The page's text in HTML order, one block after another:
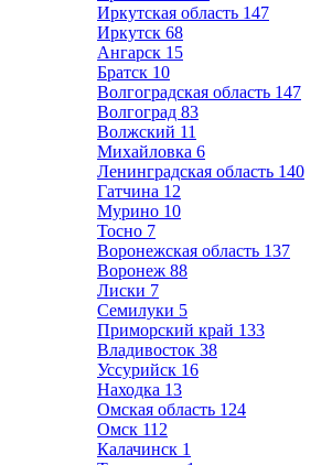
Иркутская область 147
Иркутск 68
Ангарск 15
Братск 10
Волгоградская область 147
Волгоград 83
Волжский 11
Михайловка 6
Ленинградская область 140
Гатчина 12
Мурино 10
Тосно 7
Воронежская область 137
Воронеж 88
Лиски 7
Семилуки 5
Приморский край 133
Владивосток 38
Уссурийск 16
Находка 13
Омская область 124
Омск 112
Калачинск 1